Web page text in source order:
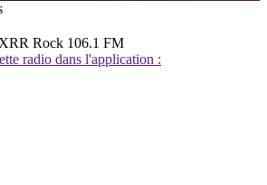
Rock 106.1 FM
radio dans l'application :